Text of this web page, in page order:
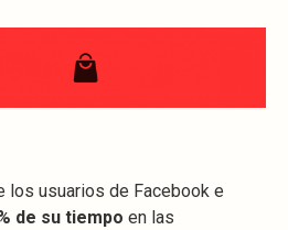
los usuarios de Facebook e
de su tiempo en las